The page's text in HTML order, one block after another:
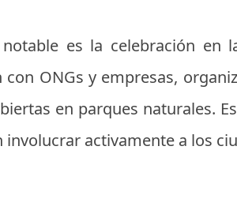
es la celebración en
con ONGs y empresas,
en parques naturales.
involucrar activamente a los